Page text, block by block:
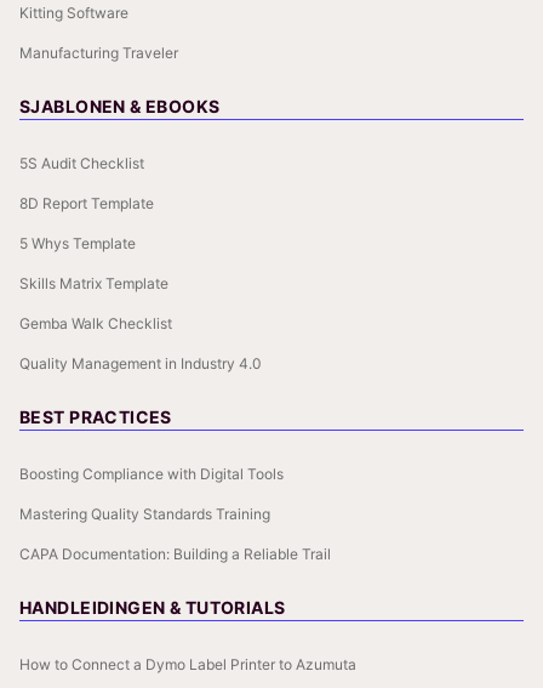
Kitting Software
Manufacturing Traveler
SJABLONEN & EBOOKS
5S Audit Checklist
8D Report Template
5 Whys Template
Skills Matrix Template
Gemba Walk Checklist
Quality Management in Industry 4.0
BEST PRACTICES
Boosting Compliance with Digital Tools
Mastering Quality Standards Training
CAPA Documentation: Building a Reliable Trail
HANDLEIDINGEN & TUTORIALS
How to Connect a Dymo Label Printer to Azumuta